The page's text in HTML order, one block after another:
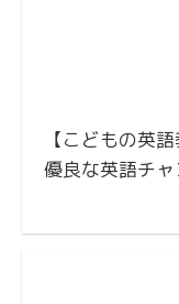
【こどもの英
優良な英語チ